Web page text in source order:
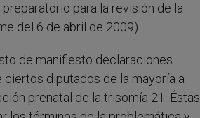
para la revisión de la
del 6 de abril de 2009).
de manifiesto declaraciones
ciertos diputados de la mayoría a
prenatal de la trisomía 21. Éstas